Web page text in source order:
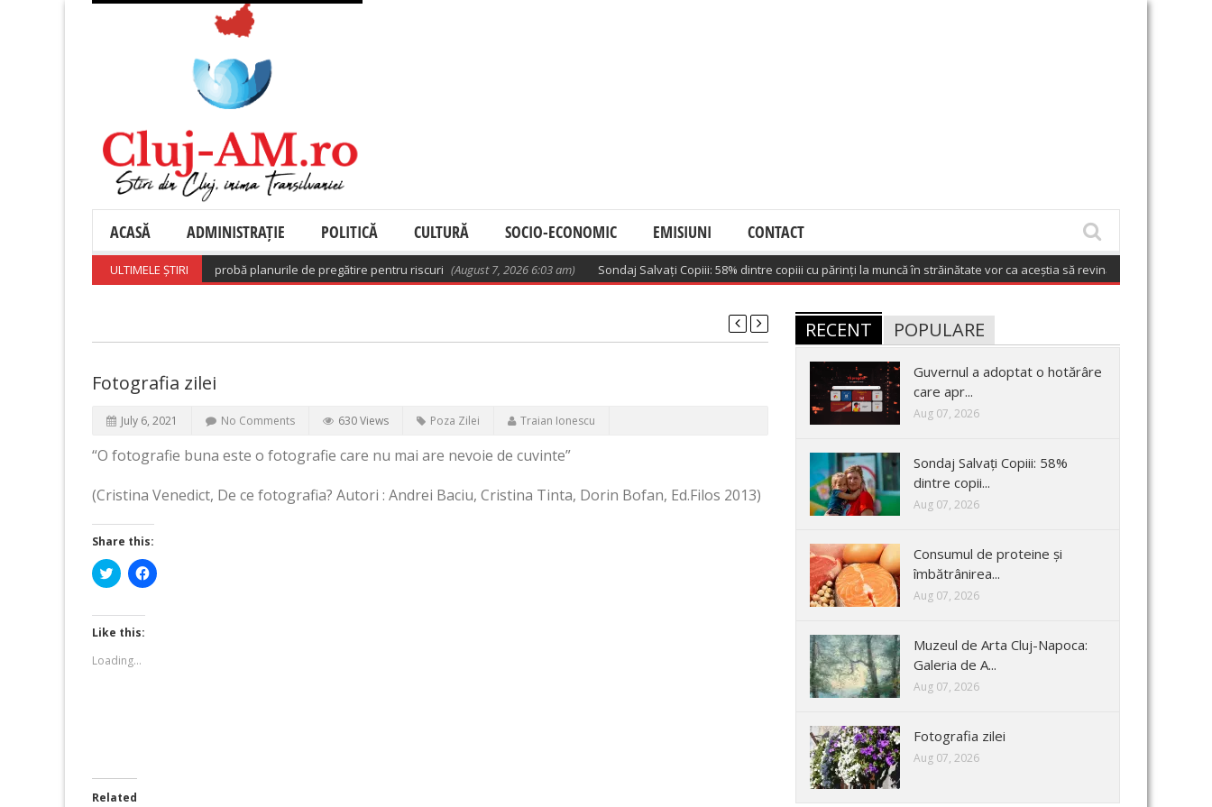
ACASĂ ADMINISTRAȚIE POLITICĂ CULTURĂ SOCIO-ECONOMIC EMISIUNI CONTACT
ULTIMELE ȘTIRI
a adoptat o hotărâre care aprobă planurile de pregătire pentru riscuri (August 7, 2026 6:03 am) Sondaj Salvați Copiii: 58% dintre copiii cu părinți la muncă în străinătate vor ca aceștia să revină în România
Fotografia zilei
July 6, 2021 No Comments 630 Views Poza Zilei Traian Ionescu
“O fotografie buna este o fotografie care nu mai are nevoie de cuvinte”
(Cristina Venedict, De ce fotografia? Autori : Andrei Baciu, Cristina Tinta, Dorin Bofan, Ed.Filos 2013)
Share this:
Click
to
Twitter
(Opens
in
new
window)
Click
to
Like this:
Loading...
Related
RECENT POPULARE
Guvernul a adoptat o hotărâre
care apr...
Aug 07, 2026
Sondaj Salvați Copiii: 58%
dintre copii...
Aug 07, 2026
Consumul de proteine și
îmbătrânirea...
Aug 07, 2026
Muzeul de Arta Cluj-Napoca:
Galeria de A...
Aug 07, 2026
Fotografia zilei
Aug 07, 2026